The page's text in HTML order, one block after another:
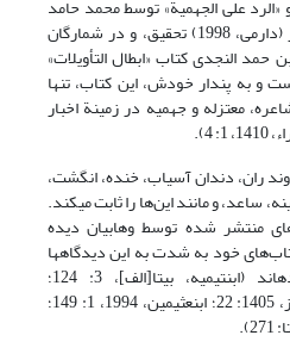
«الرد علی الجهمیة» توسط محمد حامد
الفقی (دارمی، 1358) و بد البدر (دارمی، 1998) تحقیق، و در شمارگان
النجدی کتاب «ابطال التأویلات»
و به‌ پندار خودش، این کتاب، تنها
معتزله و جهمیه در زمینة اخبار
4).
ران، دندان آسیاب، خنده، انگشت،
ساعد، و مانند این‌ها را ثابت می‏کند.
منتشر شده توسط وهابیان دیده
خود به ‌شدت به این دیدگاه‏ها
استناد و آنها را تأیید کرده‏اند (ابن‏تیمیه، بی‏تا[الف]، 3: 124؛
ابن‏عبدالوهاب، 1981: 158؛ ابن‏باز، 1405: 22؛ ابن‏عثیمین، 1994، 1: 149؛